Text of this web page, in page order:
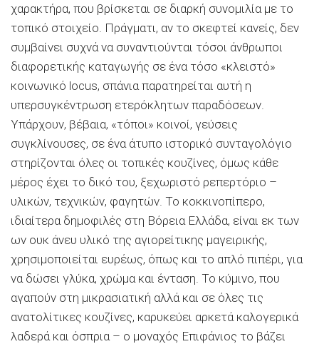
χαρακτήρα, που βρίσκεται σε διαρκή συνομιλία με το
τοπικό στοιχείο. Πράγματι, αν το σκεφτεί κανείς, δεν
συμβαίνει συχνά να συναντιούνται τόσοι άνθρωποι
διαφορετικής καταγωγής σε ένα τόσο «κλειστό»
κοινωνικό locus, σπάνια παρατηρείται αυτή η
υπερσυγκέντρωση ετερόκλητων παραδόσεων.
Υπάρχουν, βέβαια, «τόποι» κοινοί, γεύσεις
συγκλίνουσες, σε ένα άτυπο ιστορικό συνταγολόγιο
στηρίζονται όλες οι τοπικές κουζίνες, όμως κάθε
μέρος έχει το δικό του, ξεχωριστό ρεπερτόριο –
υλικών, τεχνικών, φαγητών. Το κοκκινοπίπερο,
ιδιαίτερα δημοφιλές στη Βόρεια Ελλάδα, είναι εκ των
ων ουκ άνευ υλικό της αγιορείτικης μαγειρικής,
χρησιμοποιείται ευρέως, όπως και το απλό πιπέρι, για
να δώσει γλύκα, χρώμα και ένταση. Το κύμινο, που
αγαπούν στη μικρασιατική αλλά και σε όλες τις
ανατολίτικες κουζίνες, καρυκεύει αρκετά καλογερικά
λαδερά και όσπρια – ο μοναχός Επιφάνιος το βάζει